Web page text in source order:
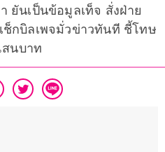
ยันเป็นข้อมูลเท็จ สั่งฝ่าย
ช็กบิลเพจมั่วข่าวทันที ชี้โทษ
นบาท